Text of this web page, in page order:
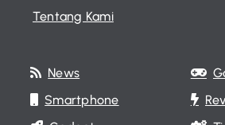
Tentang Kami
News
Smartphone